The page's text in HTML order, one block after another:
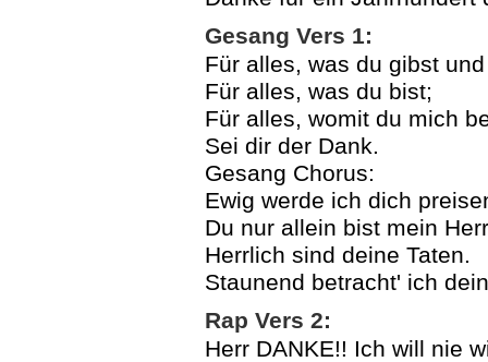
Gesang Vers 1:
Für alles, was du gibst
Für alles, was du bist;
Für alles, womit du mich
Sei dir der Dank.
Gesang Chorus:
Ewig werde ich dich
Du nur allein bist mein
Herrlich sind deine Taten.
Staunend betracht' ich
Rap Vers 2:
Herr DANKE!! Ich will nie